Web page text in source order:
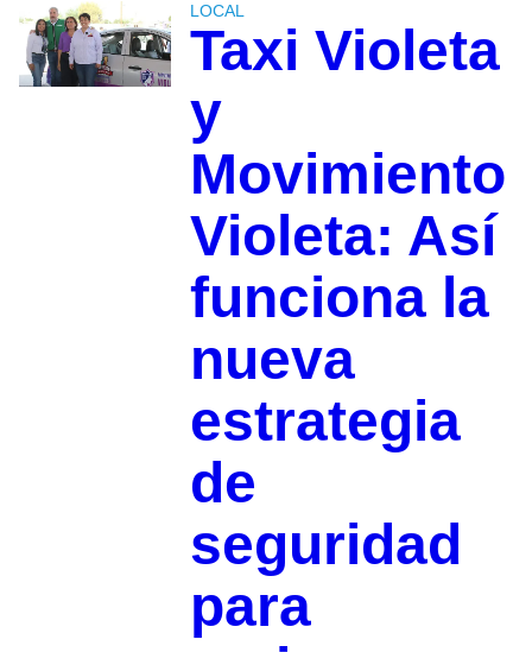
LOCAL
Taxi Violeta
y
Movimiento
Violeta: Así
funciona la
nueva
estrategia
de
seguridad
para